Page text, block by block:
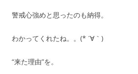
警戒心強めと思ったのも納得。
わかってくれたね。。(* ´∀｀)
“来た理由”を。